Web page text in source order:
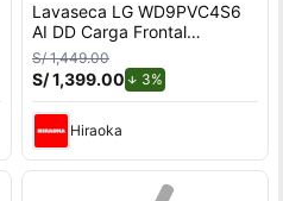
Lavaseca LG WD9PVC4S6
AI DD Carga Frontal
9kg/5kg
S/ 1,449.00
S/ 1,399.00 3%de descuento.
Hiraoka